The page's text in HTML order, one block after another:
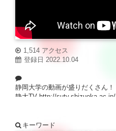
1,514 アクセス
登録日 2022.10.04
静岡大学の動画が盛りだくさん！
静大TV http://sutv.shizuoka.ac.jp/
キーワード